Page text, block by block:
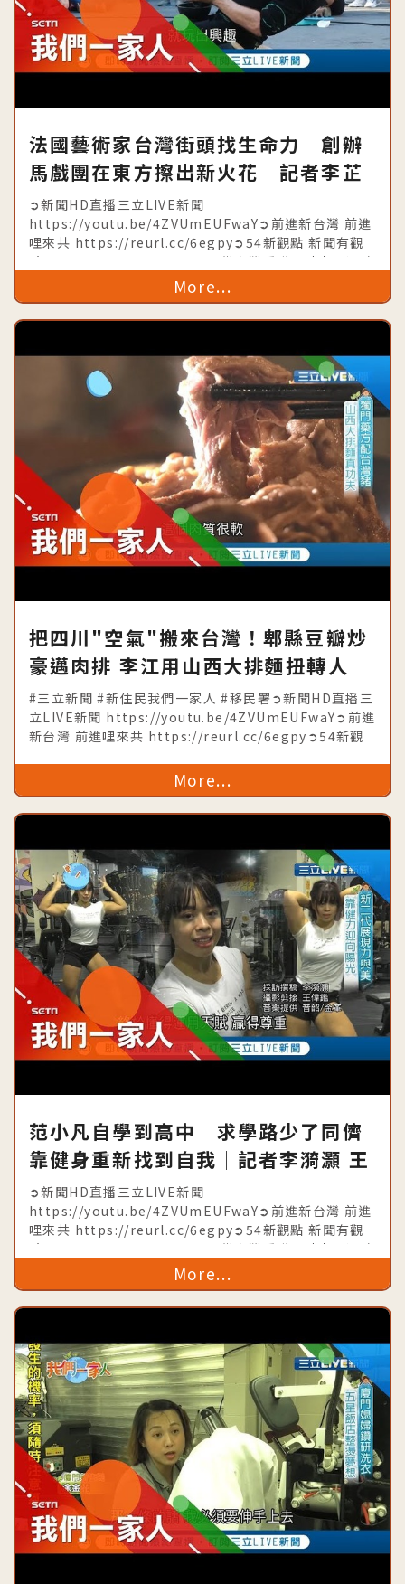
法國藝術家台灣街頭找生命力 創辦
馬戲團在東方擦出新火花│記者李芷
萱 吳文昌│【我們一家人】
20190811│三立新聞台│內政部移
民署共同製播
➲新聞HD直播三立LIVE新聞
https://youtu.be/4ZVUmEUFwaY➲前進新台灣 前進
哩來共 https://reurl.cc/6egpy➲54新觀點 新聞有觀
點 https://goo.gl/a6VwuE➲從台灣看世界時事不漏接
https://goo.gl/djuiiU➲台灣亮起
More...
把四川"空氣"搬來台灣！郫縣豆瓣炒
豪邁肉排 李江用山西大排麵扭轉人
生！│記者李漪灝 王偉鑑│【我們一
家人】20190811│三立新聞台│內
政部移民署共同製播
#三立新聞 #新住民我們一家人 #移民署➲新聞HD直播三
立LIVE新聞 https://youtu.be/4ZVUmEUFwaY➲前進
新台灣 前進哩來共 https://reurl.cc/6egpy➲54新觀
點 新聞有觀點 https://goo.gl/a6VwuE➲從台灣看世
More...
范小凡自學到高中 求學路少了同儕
靠健身重新找到自我│記者李漪灝 王
偉鑑│【我們一家人】20190810│
三立新聞台│內政部移民署共同製播
➲新聞HD直播三立LIVE新聞
https://youtu.be/4ZVUmEUFwaY➲前進新台灣 前進
哩來共 https://reurl.cc/6egpy➲54新觀點 新聞有觀
點 https://goo.gl/a6VwuE➲從台灣看世界時事不漏接
https://goo.gl/djuiiU➲台灣亮起
More...